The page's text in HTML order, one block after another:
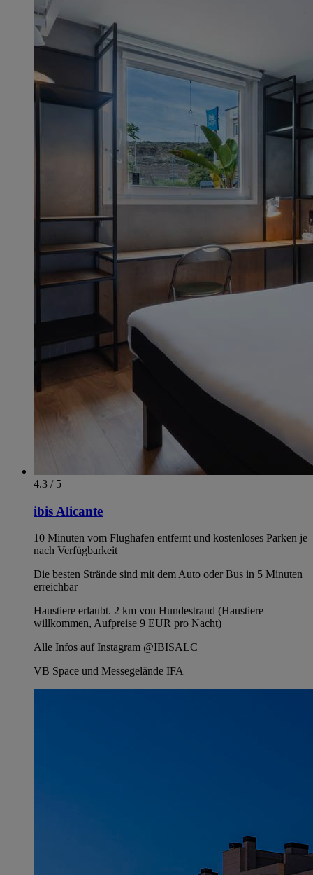
4.3 / 5
ibis Alicante
10 Minuten vom Flughafen entfernt und kostenloses Parken je
nach Verfügbarkeit
Die besten Strände sind mit dem Auto oder Bus in 5 Minuten
erreichbar
Haustiere erlaubt. 2 km von Hundestrand (Haustiere
willkommen, Aufpreise 9 EUR pro Nacht)
Alle Infos auf Instagram @IBISALC
VB Space und Messegelände IFA